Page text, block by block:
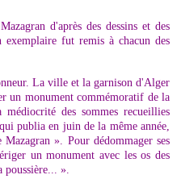
d'après des dessins et des
fut remis à chacun des
La ville et la garnison d'Alger
un monument commémoratif de la
médiocrité des sommes recueillies
publia en juin de la même année,
». Pour dédommager ses
un monument avec les os des
».